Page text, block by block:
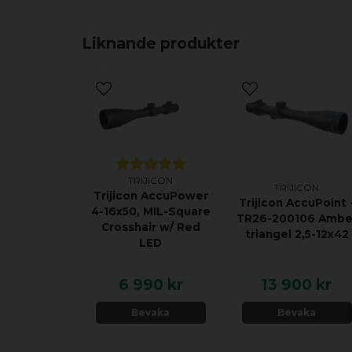
Liknande produkter
TRIJICON
Trijicon AccuPower
4-16x50, MIL-Square
Crosshair w/ Red
LED
6 990 kr
Bevaka
TRIJICON
Trijicon AccuPoint
TR26-200106
triangel 2,5-12x42
13 900 kr
Bevaka